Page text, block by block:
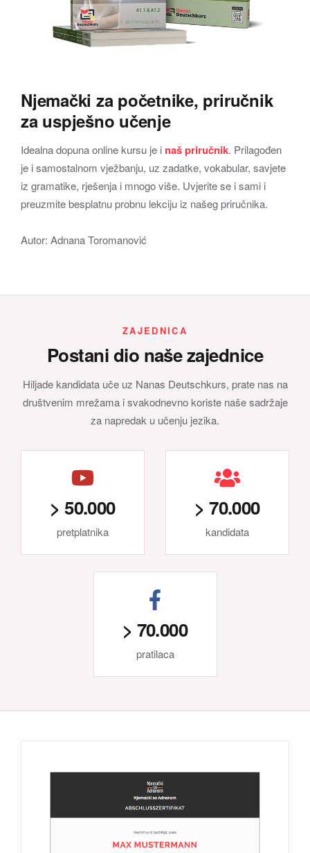
Njemački za početnike, priručnik
za uspješno učenje
Idealna dopuna online kursu je i naš priručnik. Prilagođen
je i samostalnom vježbanju, uz zadatke, vokabular, savjete
iz gramatike, rješenja i mnogo više. Uvjerite se i sami i
preuzmite besplatnu probnu lekciju iz našeg priručnika.
Autor: Adnana Toromanović
ZAJEDNICA
Postani dio naše zajednice
Hiljade kandidata uče uz Nanas Deutschkurs, prate nas na
društvenim mrežama i svakodnevno koriste naše sadržaje
za napredak u učenju jezika.
> 50.000
pretplatnika
> 70.000
kandidata
> 70.000
pratilaca